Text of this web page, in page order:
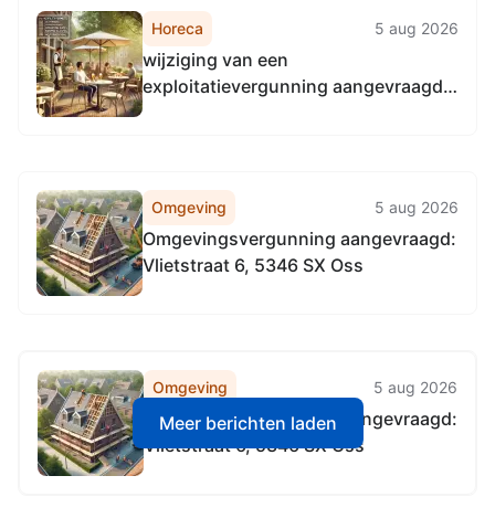
Horeca 5 aug 2026
wijziging van een
exploitatievergunning aangevraagd:
Omgeving 5 aug 2026
Omgevingsvergunning aangevraagd:
Vlietstraat 6, 5346 SX Oss
Omgeving 5 aug 2026
Omgevingsvergunning aangevraagd:
Vlietstraat 6, 5346 SX Oss
Meer berichten laden